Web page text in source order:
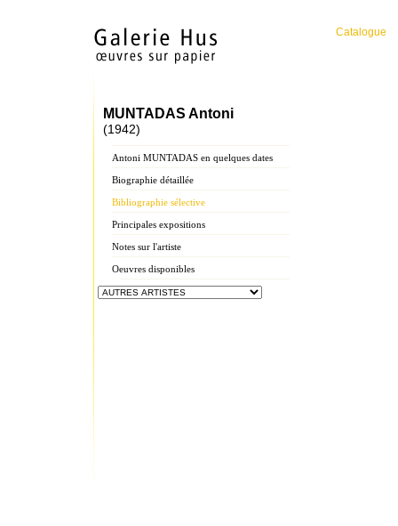
Catalogue
MUNTADAS Antoni
(1942)
Antoni MUNTADAS en quelques dates
Biographie détaillée
Bibliographie sélective
Principales expositions
Notes sur l'artiste
Oeuvres disponibles